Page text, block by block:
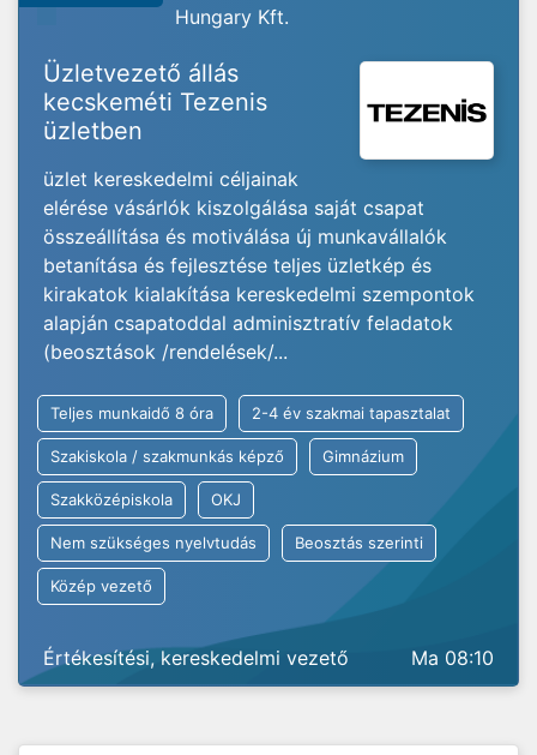
Hungary Kft.
Üzletvezető állás
kecskeméti Tezenis
üzletben
üzlet kereskedelmi céljainak
elérése vásárlók kiszolgálása saját csapat
összeállítása és motiválása új munkavállalók
betanítása és fejlesztése teljes üzletkép és
kirakatok kialakítása kereskedelmi szempontok
alapján csapatoddal adminisztratív feladatok
(beosztások /rendelések/...
Teljes munkaidő 8 óra 2-4 év szakmai tapasztalat
Szakiskola / szakmunkás képző Gimnázium
Szakközépiskola OKJ
Nem szükséges nyelvtudás Beosztás szerinti
Közép vezető
Értékesítési, kereskedelmi vezető Ma 08:10